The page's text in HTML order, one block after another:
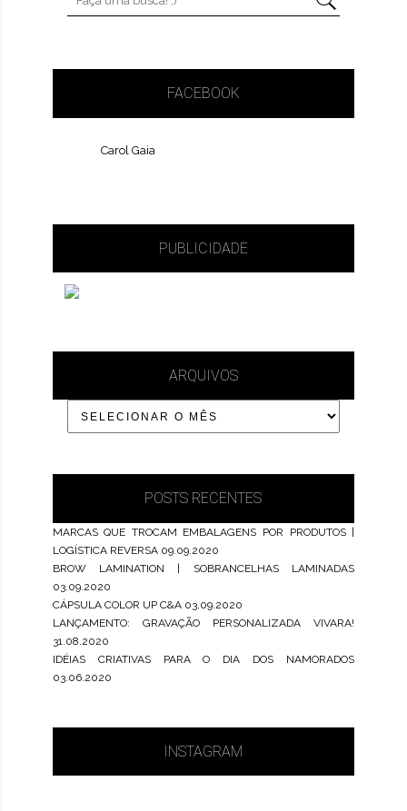
FACEBOOK
Carol Gaia
PUBLICIDADE
ARQUIVOS
POSTS RECENTES
MARCAS QUE TROCAM EMBALAGENS POR PRODUTOS |
LOGÍSTICA REVERSA 09.09.2020
BROW LAMINATION | SOBRANCELHAS LAMINADAS
03.09.2020
CÁPSULA COLOR UP C&A 03.09.2020
LANÇAMENTO: GRAVAÇÃO PERSONALIZADA VIVARA!
31.08.2020
IDÉIAS CRIATIVAS PARA O DIA DOS NAMORADOS
03.06.2020
INSTAGRAM